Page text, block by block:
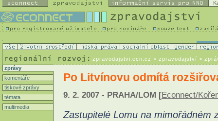
zpravodajstvi.ecn.cz > zpravodajství >
zprávy
komentáře
tiskové zprávy
témata
multimedia
Po Litvínovu odmítá
9. 2. 2007 - PRAHA/LOM [Econnect/
Zastupitelé Lomu na mimořádném